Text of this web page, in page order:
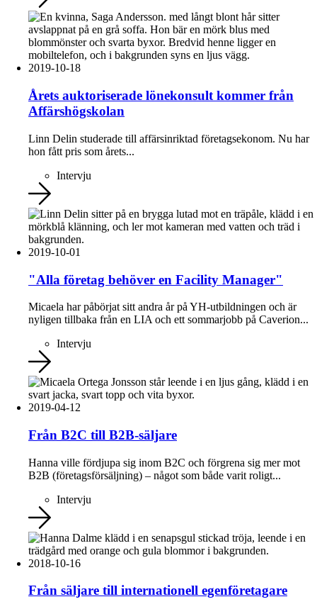
2019-10-18
Årets auktoriserade lönekonsult kommer från
Affärshögskolan
Linn Delin studerade till affärsinriktad företagsekonom. Nu har
hon fått pris som årets...
Intervju
2019-10-01
"Alla företag behöver en Facility Manager"
Micaela har påbörjat sitt andra år på YH-utbildningen och är
nyligen tillbaka från en LIA och ett sommarjobb på Caverion...
Intervju
2019-04-12
Från B2C till B2B-säljare
Hanna ville fördjupa sig inom B2C och förgrena sig mer mot
B2B (företagsförsäljning) – något som både varit roligt...
Intervju
2018-10-16
Från säljare till internationell egenföretagare